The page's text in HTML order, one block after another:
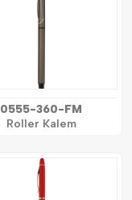
0555-360-FM
Roller Kalem